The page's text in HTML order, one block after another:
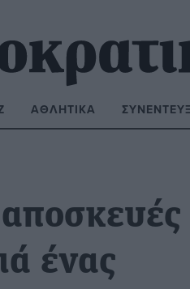
ΑΘΛΗΤΙΚΆ
ένας